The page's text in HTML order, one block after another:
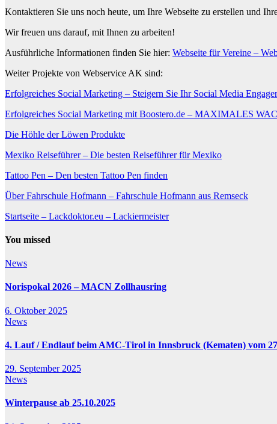
Kontaktieren Sie uns noch heute, um Ihre Webseite zu erstellen und
Wir freuen uns darauf, mit Ihnen zu arbeiten!
Ausführliche Informationen finden Sie hier: Webseite für Vereine –
Weiter Projekte von Webservice AK sind:
Erfolgreiches Social Marketing – Steigern Sie Ihr Social Media
Erfolgreiches Social Marketing mit Boostero.de – MAXIMALES
Die Höhle der Löwen Produkte
Mexiko Reiseführer – Die besten Reiseführer für Mexiko
Tattoo Pen – Den besten Tattoo Pen finden
Über Fahrschule Hofmann – Fahrschule Hofmann aus Remseck
Startseite – Lackdoktor.eu – Lackiermeister
You missed
News
Norispokal 2026 – MACN Zollhausring
6. Oktober 2025
News
4. Lauf / Endlauf beim AMC-Tirol in Innsbruck (Kematen) vom
29. September 2025
News
Winterpause ab 25.10.2025